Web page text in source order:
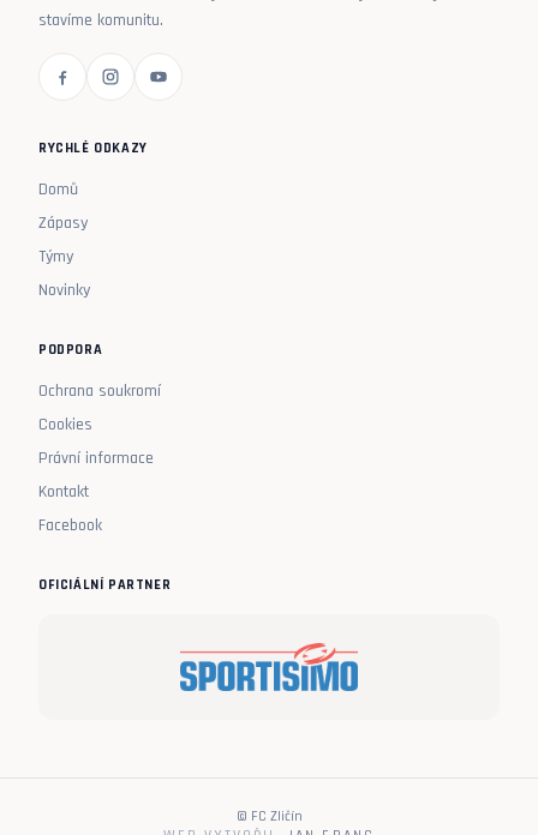
stavíme komunitu.
RYCHLÉ ODKAZY
Domů
Zápasy
Týmy
Novinky
PODPORA
Ochrana soukromí
Cookies
Právní informace
Kontakt
Facebook
OFICIÁLNÍ PARTNER
© FC Zličín